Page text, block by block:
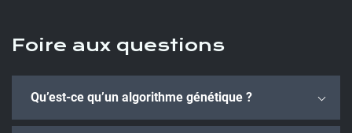
Foire aux questions
Qu’est-ce qu’un algorithme génétique ?